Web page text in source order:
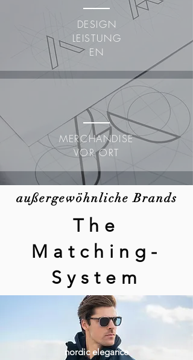
DESIGN
LEISTUNG
EN
MERCHANDISE
VOR ORT
außergewöhnliche Brands
The
Matching-
System
nordic elegance